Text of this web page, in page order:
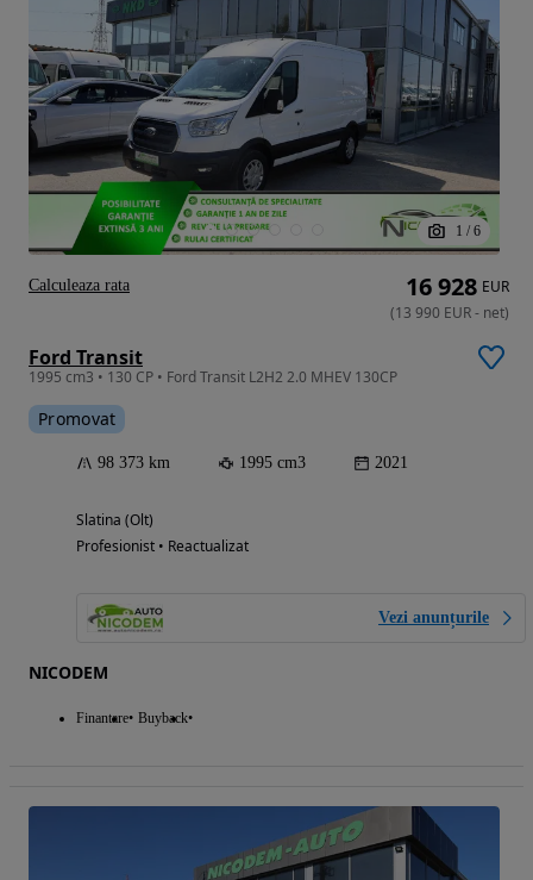
1 / 6
Ford Transit
1995 cm3 • 130 CP • Ford Transit L2H2 2.0 MHEV 130CP
Promovat
98 373 km 1995 cm3 2021
Slatina (Olt)
Profesionist • Reactualizat
Vezi anunțurile
NICODEM
Finantare Buyback
16 928 EUR
(13 990 EUR- net)
Calculeaza rata